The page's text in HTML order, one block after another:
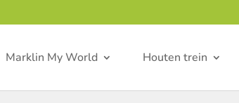
Marklin My World Houten trein